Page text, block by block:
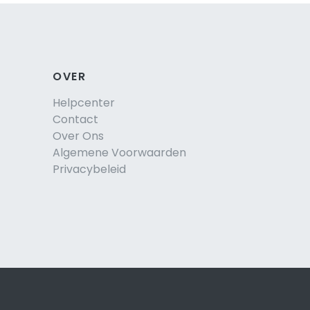
OVER
Helpcenter
Contact
Over Ons
Algemene Voorwaarden
Privacybeleid